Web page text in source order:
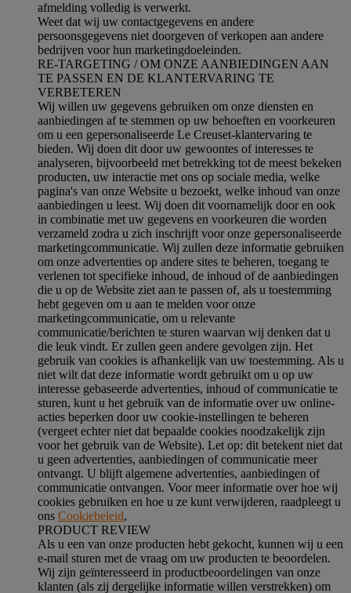
afmelding volledig is verwerkt.
Weet dat wij uw contactgegevens en andere
persoonsgegevens niet doorgeven of verkopen aan andere
bedrijven voor hun marketingdoeleinden.
RE-TARGETING / OM ONZE AANBIEDINGEN AAN
TE PASSEN EN DE KLANTERVARING TE
VERBETEREN
Wij willen uw gegevens gebruiken om onze diensten en
aanbiedingen af te stemmen op uw behoeften en voorkeuren
om u een gepersonaliseerde Le Creuset-klantervaring te
bieden. Wij doen dit door uw gewoontes of interesses te
analyseren, bijvoorbeeld met betrekking tot de meest bekeken
producten, uw interactie met ons op sociale media, welke
pagina's van onze Website u bezoekt, welke inhoud van onze
aanbiedingen u leest. Wij doen dit voornamelijk door en ook
in combinatie met uw gegevens en voorkeuren die worden
verzameld zodra u zich inschrijft voor onze gepersonaliseerde
marketingcommunicatie. Wij zullen deze informatie gebruiken
om onze advertenties op andere sites te beheren, toegang te
verlenen tot specifieke inhoud, de inhoud of de aanbiedingen
die u op de Website ziet aan te passen of, als u toestemming
hebt gegeven om u aan te melden voor onze
marketingcommunicatie, om u relevante
communicatie/berichten te sturen waarvan wij denken dat u
die leuk vindt. Er zullen geen andere gevolgen zijn. Het
gebruik van cookies is afhankelijk van uw toestemming. Als u
niet wilt dat deze informatie wordt gebruikt om u op uw
interesse gebaseerde advertenties, inhoud of communicatie te
sturen, kunt u het gebruik van de informatie over uw online-
acties beperken door uw cookie-instellingen te beheren
(vergeet echter niet dat bepaalde cookies noodzakelijk zijn
voor het gebruik van de Website). Let op: dit betekent niet dat
u geen advertenties, aanbiedingen of communicatie meer
ontvangt. U blijft algemene advertenties, aanbiedingen of
communicatie ontvangen. Voor meer informatie over hoe wij
cookies gebruiken en hoe u ze kunt verwijderen, raadpleegt u
ons Cookiebeleid,
PRODUCT REVIEW
Als u een van onze producten hebt gekocht, kunnen wij u een
e-mail sturen met de vraag om uw producten te beoordelen.
Wij zijn geïnteresseerd in productbeoordelingen van onze
klanten (als zij dergelijke informatie willen verstrekken) om